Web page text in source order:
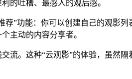
的吐槽、最感人的观后感。
”功能：你可以创建自己的观影列
主动的内容分享者。
流。这种“云观影”的体验，虽然